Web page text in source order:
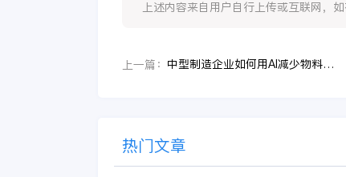
上述内容来自用户自行上传或互联网，
上一篇： 中型制造企业如何用AI减少物料浪费？
热门文章